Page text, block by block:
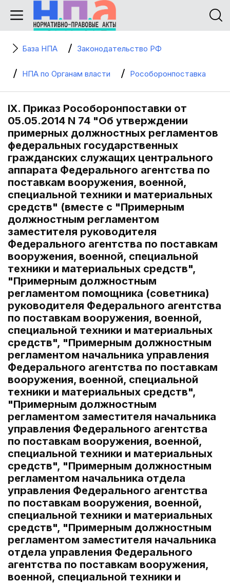
База НПА Законодательство РФ
НПА по Органам власти Рособоронпоставка
IX. Приказ Рособоронпоставки от
05.05.2014 N 74 "Об утверждении
примерных должностных регламентов
федеральных государственных
гражданских служащих центрального
аппарата Федерального агентства по
поставкам вооружения, военной,
специальной техники и материальных
средств" (вместе с "Примерным
должностным регламентом
заместителя руководителя
Федерального агентства по поставкам
вооружения, военной, специальной
техники и материальных средств",
"Примерным должностным
регламентом помощника (советника)
руководителя Федерального агентства
по поставкам вооружения, военной,
специальной техники и материальных
средств", "Примерным должностным
регламентом начальника управления
Федерального агентства по поставкам
вооружения, военной, специальной
техники и материальных средств",
"Примерным должностным
регламентом заместителя начальника
управления Федерального агентства
по поставкам вооружения, военной,
специальной техники и материальных
средств", "Примерным должностным
регламентом начальника отдела
управления Федерального агентства
по поставкам вооружения, военной,
специальной техники и материальных
средств", "Примерным должностным
регламентом заместителя начальника
отдела управления Федерального
агентства по поставкам вооружения,
военной, специальной техники и